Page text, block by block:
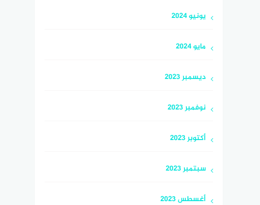
يونيو 2024
مايو 2024
ديسمبر 2023
نوفمبر 2023
أكتوبر 2023
سبتمبر 2023
أغسطس 2023